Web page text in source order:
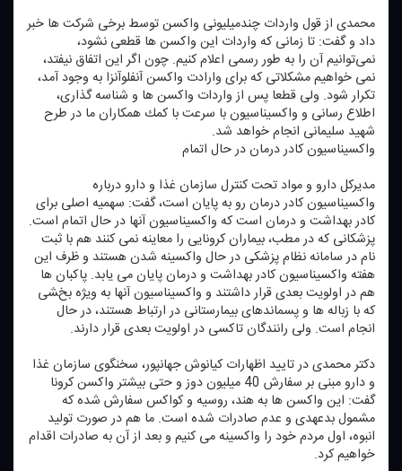
محمدی از قول واردات چندمیلیونی واكسن توسط برخی شركت ها خبر
داد و گفت: تا زمانی كه واردات این واكسن ها قطعی نشود،
نمی‌توانیم آن را به طور رسمی اعلام كنیم. چون اگر این اتفاق نیفتد،
نمی خواهیم مشكلاتی كه برای وارادت واكسن آنفلوآنزا به وجود آمد،
تكرار شود. ولی قطعا پس از واردات واكسن ها و شناسه گذاری،
اطلاع رسانی و واكسیناسیون با سرعت با كمك همكاران ما در طرح
شهید سلیمانی انجام خواهد شد.
واكسیناسیون كادر درمان در حال اتمام
مدیركل دارو و مواد تحت كنترل سازمان غذا و دارو درباره
واكسیناسیون كادر درمان رو به پایان است، گفت: سهمیه اصلی برای
كادر بهداشت و درمان است كه واكسیناسیون آنها در حال اتمام است.
پزشكانی كه در مطب، بیماران كرونایی را معاینه نمی كنند هم با ثبت
نام در سامانه نظام پزشكی در حال واكسینه شدن هستند و ظرف این
هفته واكسیناسیون كادر بهداشت و درمان پایان می یابد. پاكبان ها
هم در اولویت بعدی قرار داشتند و واكسیناسیون آنها به ویژه بخشی
كه با زباله ها و پسماندهای بیمارستانی در ارتباط هستند، در حال
انجام است. ولی رانندگان تاكسی در اولویت بعدی قرار دارند.
دكتر محمدی در تایید اظهارات كیانوش جهانپور، سخنگوی سازمان غذا
و دارو مبنی بر سفارش 40 میلیون دوز و حتی بیشتر واكسن كرونا
گفت: این واكسن ها به هند، روسیه و كواكس سفارش شده كه
مشمول بدعهدی و عدم صادرات شده است. ما هم در صورت تولید
انبوه، اول مردم خود را واكسینه می كنیم و بعد از آن به صادرات اقدام
خواهیم كرد.